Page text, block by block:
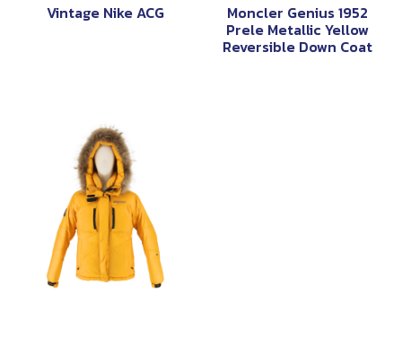
Vintage Nike ACG Moncler Genius 1952
Prele Metallic Yellow
Reversible Down Coat